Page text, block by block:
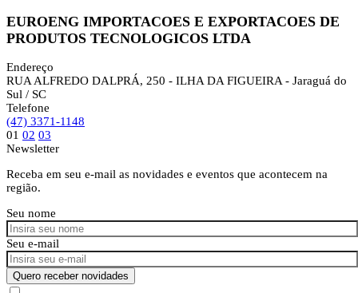
EUROENG IMPORTACOES E EXPORTACOES DE
PRODUTOS TECNOLOGICOS LTDA
Endereço
RUA ALFREDO DALPRÁ, 250 - ILHA DA FIGUEIRA - Jaraguá do
Sul / SC
Telefone
(47) 3371-1148
01 02 03
Newsletter
Receba em seu e-mail as novidades e eventos que acontecem na
região.
Seu nome
Seu e-mail
Quero receber novidades